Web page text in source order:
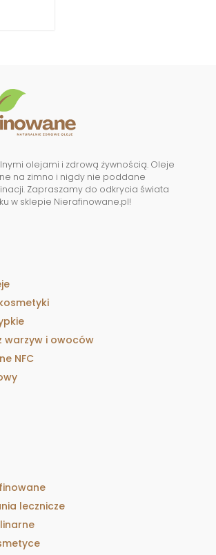
olejami i zdrową żywnością. Oleje
na zimno i nigdy nie poddane
Zapraszamy do odkrycia świata
w sklepie Nierafinowane.pl!
warzyw i owoców
NFC
lecznicze